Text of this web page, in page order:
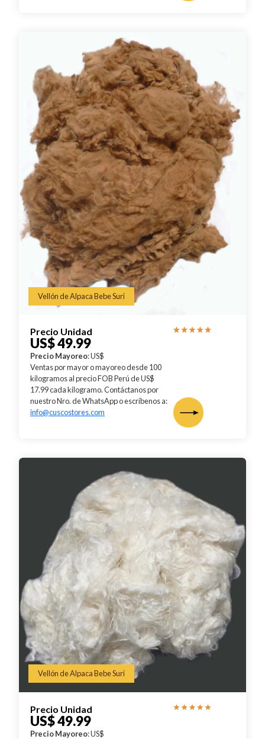
Vellón de Alpaca Bebe Suri
Precio Unidad
US$ 49.99
Precio Mayoreo: US$
Ventas por mayor o mayoreo desde 100
kilogramos al precio FOB Perú de US$
17.99 cada kilogramo. Contáctanos por
nuestro Nro. de WhatsApp o escríbenos a:
info@cuscostores.com
Vellón de Alpaca Bebe Suri
Precio Unidad
US$ 49.99
Precio Mayoreo: US$